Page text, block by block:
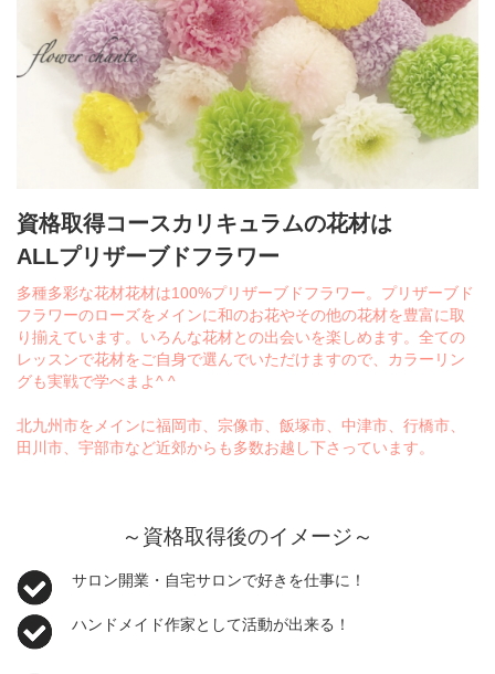
資格取得コースカリキュラムの花材は
ALLプリザーブドフラワー
多種多彩な花材花材は100%プリザーブドフラワー。プリザーブド
フラワーのローズをメインに和のお花やその他の花材を豊富に取
り揃えています。いろんな花材との出会いを楽しめます。全ての
レッスンで花材をご自身で選んでいただけますので、カラーリン
グも実戦で学べまよ^ ^
北九州市をメインに福岡市、宗像市、飯塚市、中津市、行橋市、
田川市、宇部市など近郊からも多数お越し下さっています。
～資格取得後のイメージ～
サロン開業・自宅サロンで好きを仕事に！
ハンドメイド作家として活動が出来る！